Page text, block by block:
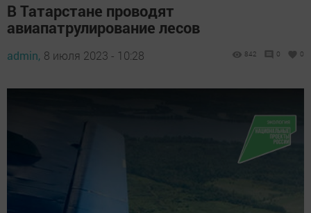
В Татарстане проводят
авиапатрулирование лесов
admin, 8 июля 2023 - 10:28 842 0 0